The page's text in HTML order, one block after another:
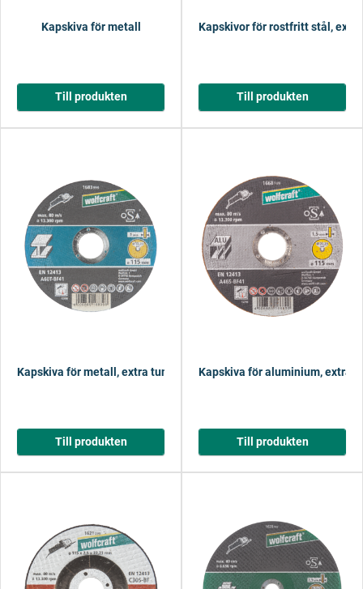
Kapskiva för metall
Till produkten
Kapskivor för rostfritt stål,
Till produkten
Kapskiva för metall, extra tunn
Till produkten
Kapskiva för aluminium, extra
Till produkten